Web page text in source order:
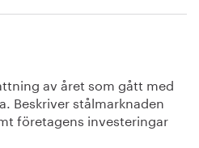
av året som gått med
Beskriver stålmarknaden
företagens investeringar